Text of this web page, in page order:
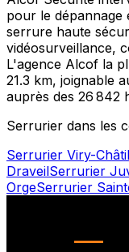
pour le dépannage
serrure haute
vidéosurveillance,
L'agence Alcof la
21.3 km, joignable
auprès des 26 842
Serrurier dans les
Serrurier Viry-
DraveilSerrurier
OrgeSerrurier